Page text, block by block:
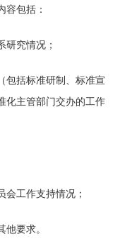
容包括：
研究情况；
包括标准研制、标准宣
化主管部门交办的工作
会工作支持情况；
他要求。